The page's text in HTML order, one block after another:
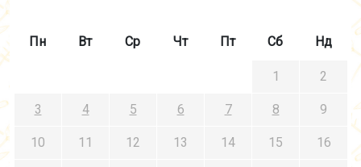
Пн Вт Ср Чт Пт Сб Нд
1 2
3 4 5 6 7 8 9
10 11 12 13 14 15 16